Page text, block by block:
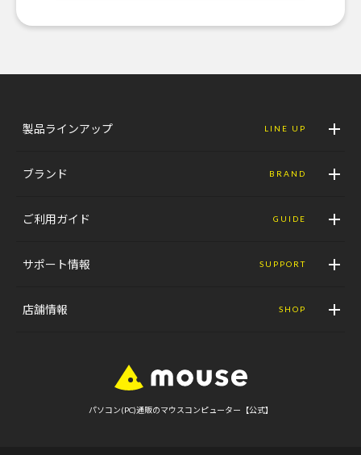
製品ラインアップ LINE UP
ブランド BRAND
ご利用ガイド GUIDE
サポート情報 SUPPORT
店舗情報 SHOP
パソコン(PC)通販のマウスコンピューター【公式】